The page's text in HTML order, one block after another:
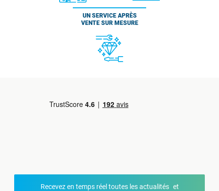
UN SERVICE APRÈS
VENTE SUR MESURE
Recevez en temps réel toutes les actualités et